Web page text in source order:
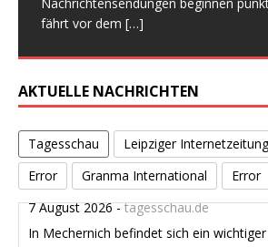
Nachrichtensendungen beginnen
fährt vor dem […]
mit unseren Fahrrädern auf dem
Kabinettsbeschlüssen und
Mai 2026 hätte ein Einschnitt sein
[…]
zerbrechen heute nicht am offenen
einer geschniegelt
AKTUELLE NACHRICHTEN
Tagesschau Leipziger Internetzeitung
Error
Granma International Error
Verdächtiger Drohnenflug über "Patriot-
In Mechernich befindet sich ein wichtiger
Flugabwehrsysteme repariert. Nach
WDR, NDR und SZ soll es in der Nacht
über der Kaserne gegeben haben.
Wie gut ist Deutschland vor Drohnen